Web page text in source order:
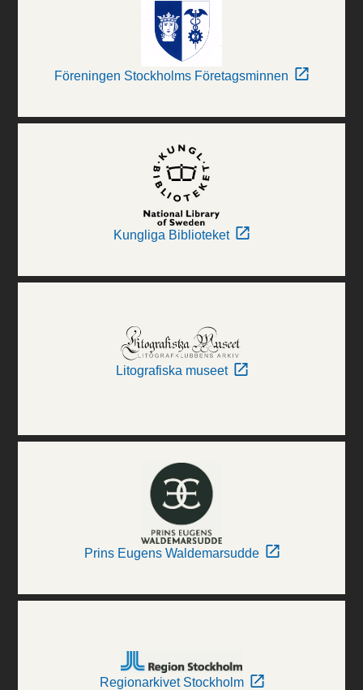
Föreningen Stockholms Företagsminnen
Kungliga Biblioteket
Litografiska museet
Prins Eugens Waldemarsudde
Regionarkivet Stockholm